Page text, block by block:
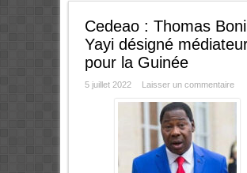
Cedeao : Thomas Boni
Yayi désigné
pour la Guinée
5 juillet 2022 Laisser un commentaire